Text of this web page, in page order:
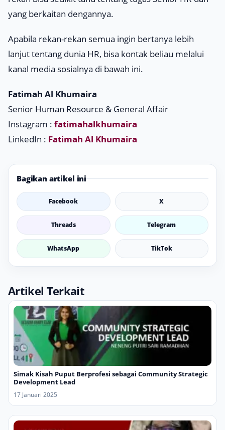
yang berkaitan dengannya.
Apabila rekan-rekan semua ingin bertanya lebih
lanjut tentang dunia HR, bisa kontak beliau melalui
kanal media sosialnya di bawah ini.
Fatimah Al Khumaira
Senior Human Resource & General Affair
Instagram : fatimahalkhumaira
LinkedIn : Fatimah Al Khumaira
Bagikan artikel ini
Facebook X
Threads Telegram
WhatsApp TikTok
Artikel Terkait
Simak Kisah Puput Berprofesi sebagai Community Strategic
Development Lead
17 Januari 2025